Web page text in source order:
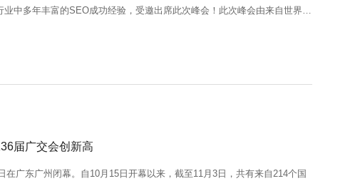
中多年丰富的SEO成功经验，受邀出席此次峰会！此次峰会由来自世界各
届广交会创新高
在广东广州闭幕。自10月15日开幕以来，截至11月3日，共有来自214个国